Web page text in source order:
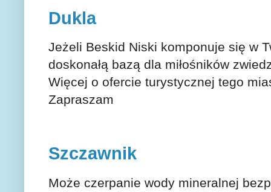
Dukla
Jeżeli Beskid Niski komponuje się w
doskonałą bazą dla miłośników
Więcej o ofercie turystycznej tego
Zapraszam
Szczawnik
Może czerpanie wody mineralnej